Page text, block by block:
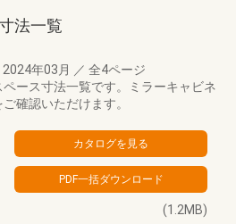
法一覧
2024年03月 ／ 全4ページ
ース寸法一覧です。ミラーキャビネ
確認いただけます。
(1.2MB)